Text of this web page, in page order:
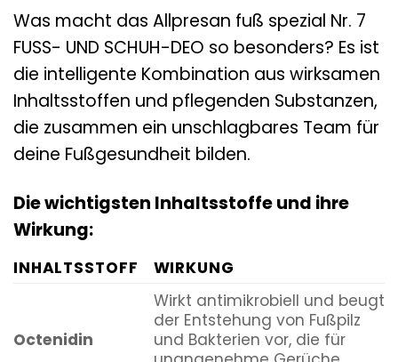
Was macht das Allpresan fuß spezial Nr. 7
FUSS- UND SCHUH-DEO so besonders? Es ist
die intelligente Kombination aus wirksamen
Inhaltsstoffen und pflegenden Substanzen,
die zusammen ein unschlagbares Team für
deine Fußgesundheit bilden.
Die wichtigsten Inhaltsstoffe und ihre
Wirkung:
INHALTSSTOFF WIRKUNG
Octenidin
Wirkt antimikrobiell und beugt
der Entstehung von Fußpilz
und Bakterien vor, die für